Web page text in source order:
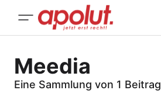
Meedia
Eine Sammlung von 1 Beitrag